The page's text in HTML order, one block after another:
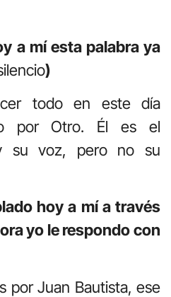
a mí esta palabra ya
)
todo en este día
por Otro. Él es el
su voz, pero no su
hoy a mí a través
yo le respondo con
por Juan Bautista, ese